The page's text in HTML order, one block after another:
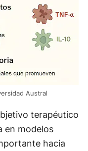
Austral
terapéutico
en modelos
hacia